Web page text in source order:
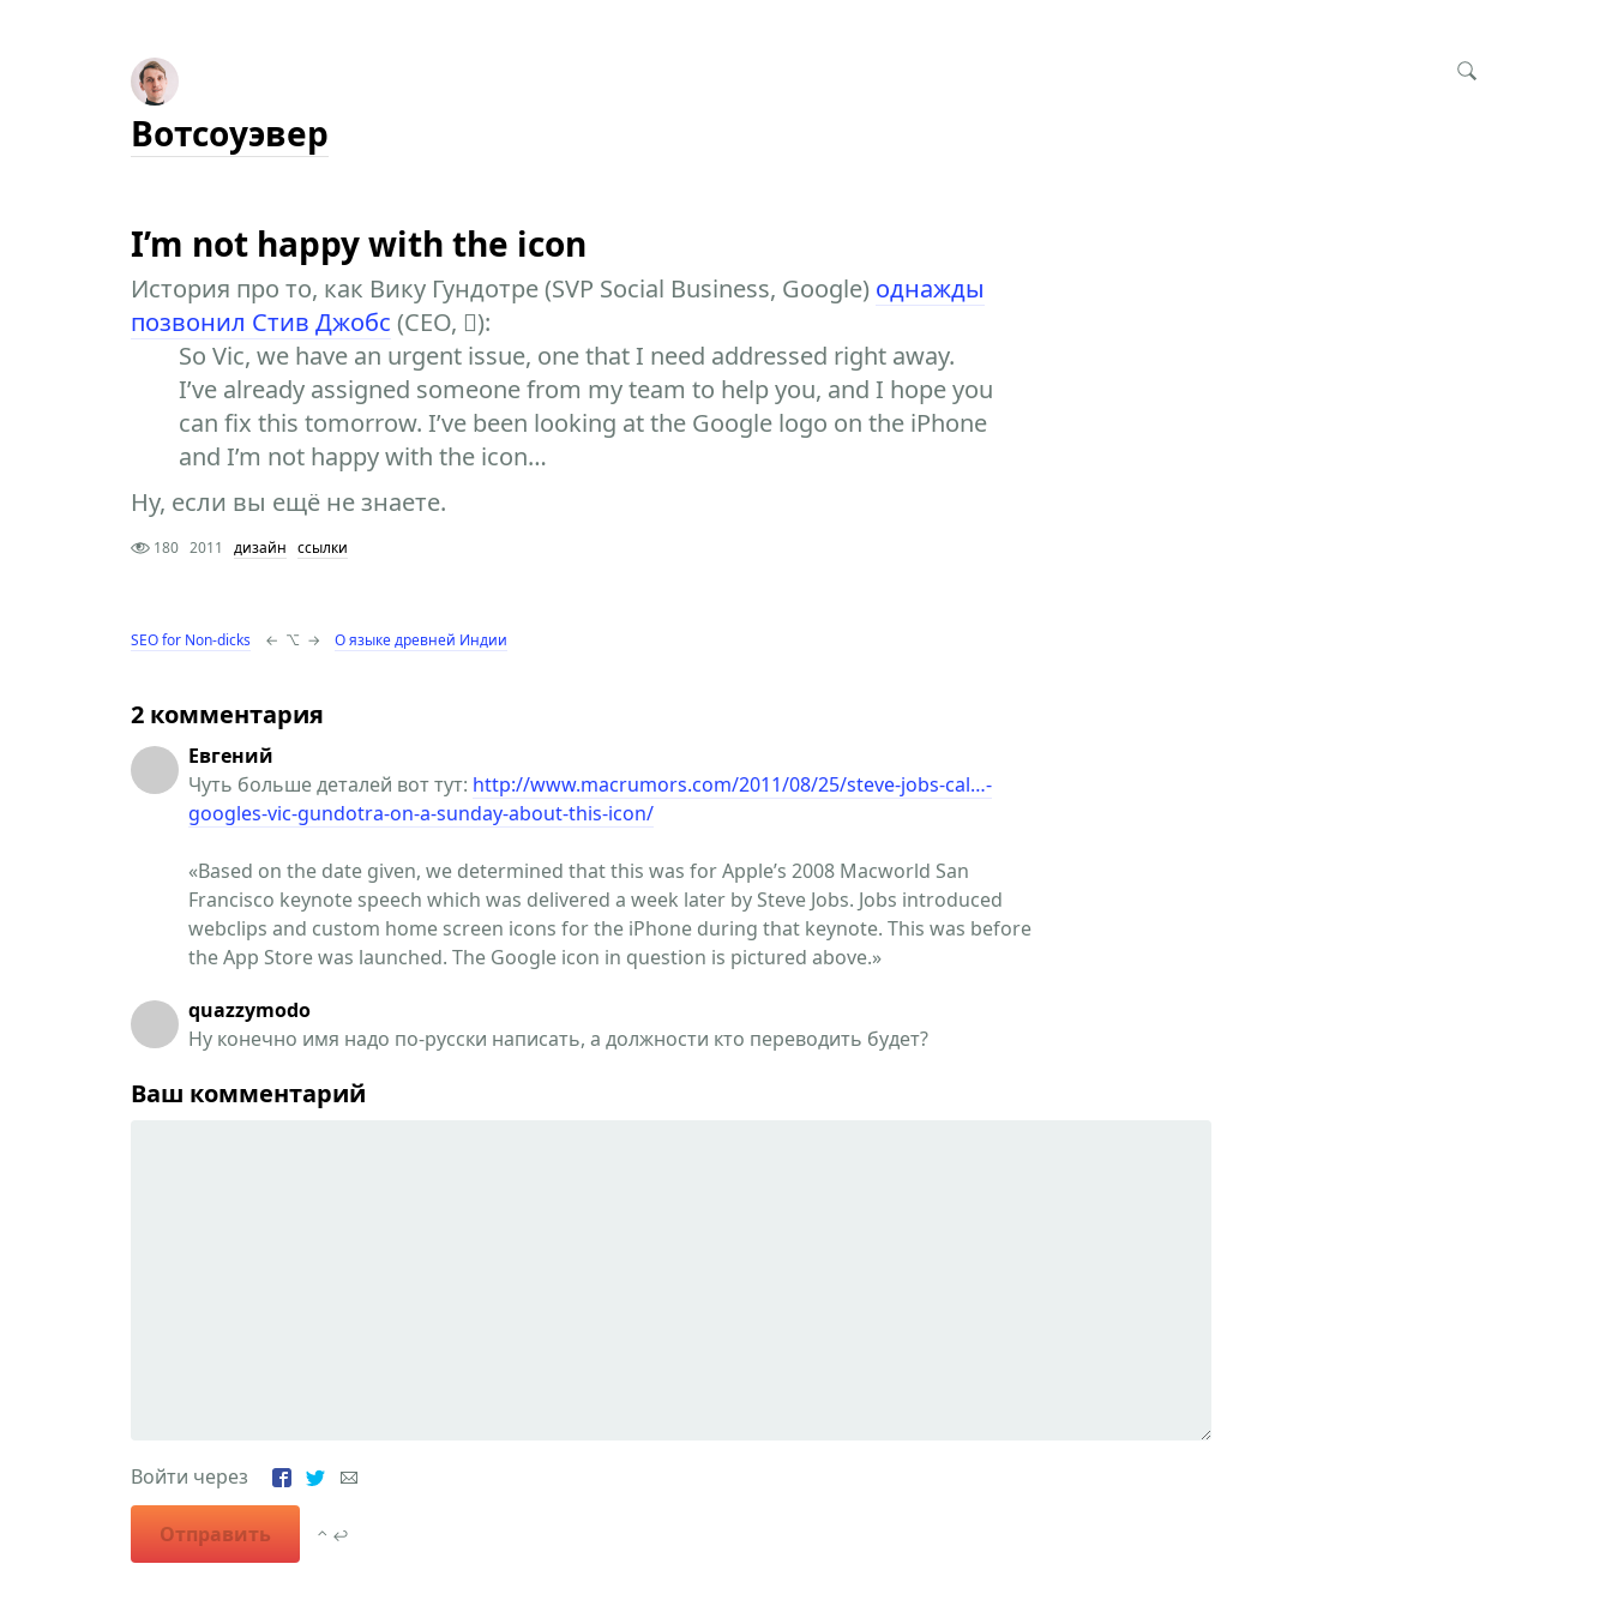
Вотсоуэвер
I’m not happy with the icon
История про то, как Вику Гундотре (SVP Social Business, Google) однажды
позвонил Стив Джобс (CEO, ):
So Vic, we have an urgent issue, one that I need addressed right away.
I’ve already assigned someone from my team to help you, and I hope you
can fix this tomorrow. I’ve been looking at the Google logo on the iPhone
and I’m not happy with the icon…
Ну, если вы ещё не знаете.
180 2011 дизайн ссылки
SEO for Non-dicks ← ⌥ → О языке древней Индии
2 комментария
Евгений
Чуть больше деталей вот тут: http://www.macrumors.com/2011/08/25/steve-jobs-cal…-
googles-vic-gundotra-on-a-sunday-about-this-icon/
«Based on the date given, we determined that this was for Apple’s 2008 Macworld San
Francisco keynote speech which was delivered a week later by Steve Jobs. Jobs introduced
webclips and custom home screen icons for the iPhone during that keynote. This was before
the App Store was launched. The Google icon in question is pictured above.»
quazzymodo
Ну конечно имя надо по-русски написать, а должности кто переводить будет?
Ваш комментарий
Войти через
Отправить ⌃ ↩